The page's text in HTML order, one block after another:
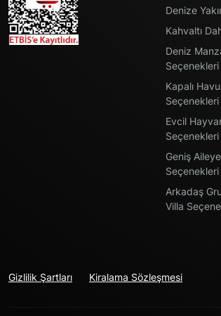
Denize
Kahvaltı
Deniz
Seçenekleri
Kapalı
Seçenekleri
Evcil
Seçenekleri
Geniş
Seçenekleri
Arkadaş
Villa
Gizlilik Şartları Kiralama Sözleşmesi